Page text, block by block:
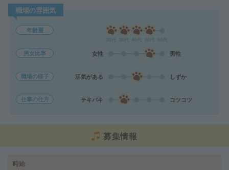
職場の雰囲気
年齢層
男女比率 女性 男性
職場の様子 活気がある しずか
仕事の仕方 テキパキ コツコツ
募集情報
時給